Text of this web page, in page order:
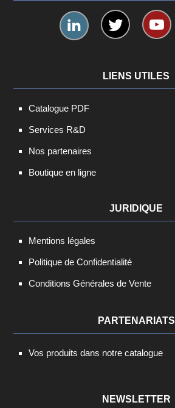
LIENS UTILES
Catalogue PDF
Services R&D
Nos partenaires
Boutique en ligne
JURIDIQUE
Mentions légales
Politique de Confidentialité
Conditions Générales de Vente
PARTENARIATS
Vos produits dans notre catalogue
NEWSLETTER